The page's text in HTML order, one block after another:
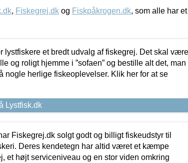
, Fiskegrej.dk og Fiskpåkrogen.dk, som alle har et
lystfiskere et bredt udvalg af fiskegrej. Det skal være
og roligt hjemme i ”sofaen” og bestille alt det, man
nogle herlige fiskeoplevelser. Klik her for at se
Lystfisk.dk
Fiskegrej.dk solgt godt og billigt fiskeudstyr til
Deres kendetegn har altid været et kæmpe
et højt serviceniveau og en stor viden omkring